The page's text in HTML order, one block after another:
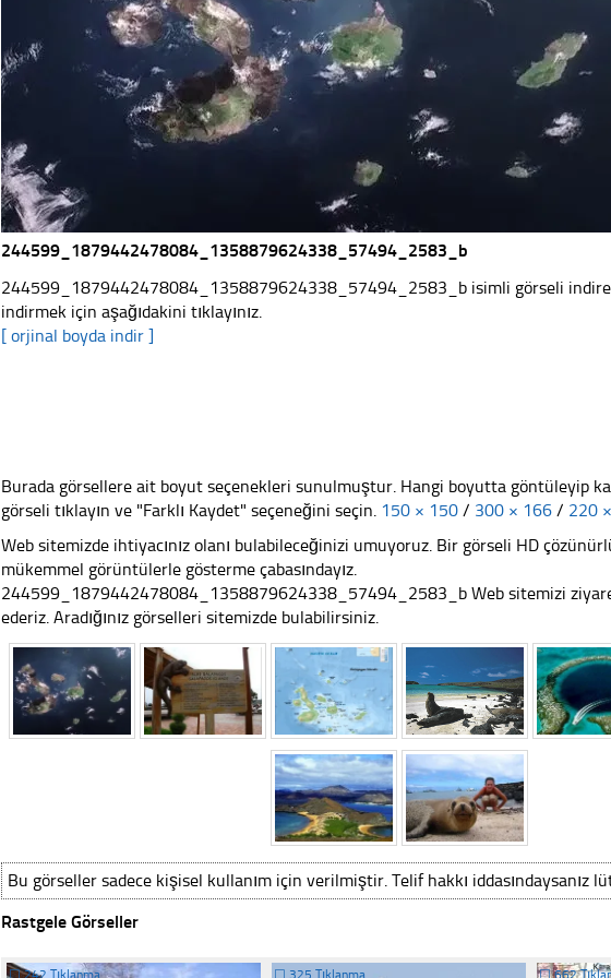
244599_1879442478084_1358879624338_57494_2583_b
244599_1879442478084_1358879624338_57494_2583_b isimli görseli
indirmek için aşağıdakini tıklayınız.
[ orjinal boyda indir ]
Burada görsellere ait boyut seçenekleri sunulmuştur. Hangi boyutta göntüleyip
görseli tıklayın ve "Farklı Kaydet" seçeneğini seçin. 150 × 150 / 300 × 166 / 220
Web sitemizde ihtiyacınız olanı bulabileceğinizi umuyoruz. Bir görseli HD
mükemmel görüntülerle gösterme çabasındayız.
244599_1879442478084_1358879624338_57494_2583_b Web sitemizi
ederiz. Aradığınız görselleri sitemizde bulabilirsiniz.
Bu görseller sadece kişisel kullanım için verilmiştir. Telif hakkı iddasındaysanız
Rastgele Görseller
☐242 Tıklanma ☐ 325 Tıklanma ☐662